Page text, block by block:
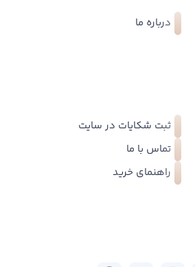
درباره ما
ثبت شکایات در سایت
تماس با ما
راهنمای خرید